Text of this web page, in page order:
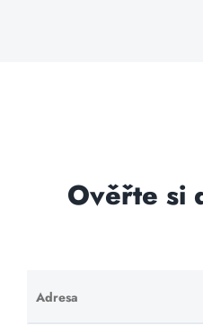
Ověřte si
Adresa
Ponechte
toto pole